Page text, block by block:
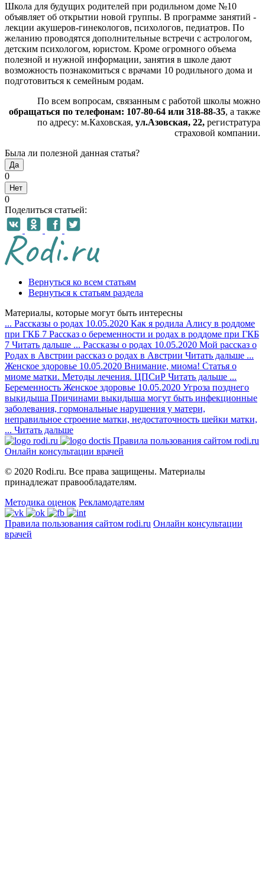
Школа для будущих родителей при родильном доме №10
объявляет об открытии новой группы. В программе занятий -
лекции акушеров-гинекологов, психологов, педиатров. По
желанию проводятся дополнительные встречи с астрологом,
детским психологом, юристом. Кроме огромного объема
полезной и нужной информации, занятия в школе дают
возможность познакомиться с врачами 10 родильного дома и
подготовиться к семейным родам.
По всем вопросам, связанным с работой школы можно
обращаться по телефонам: 107-80-64 или 318-88-35, а также
по адресу: м.Каховская, ул.Азовская, 22, регистратура
страховой компании.
Была ли полезной данная статья?
Да
0
Нет
0
Поделиться статьей:
Вернуться ко всем статьям
Вернуться к статьям раздела
Материалы, которые могут быть интересны
... Рассказы о родах 10.05.2020 Как я родила Алису в роддоме
при ГКБ 7 Рассказ о беременности и родах в роддоме при ГКБ
7 Читать дальше ... Рассказы о родах 10.05.2020 Мой рассказ о
Родах в Австрии рассказ о родах в Австрии Читать дальше ...
Женское здоровье 10.05.2020 Внимание, миома! Статья о
миоме матки. Методы лечения. ЦПСиР Читать дальше ...
Беременность Женское здоровье 10.05.2020 Угроза позднего
выкидыша Причинами выкидыша могут быть инфекционные
заболевания, гормональные нарушения у матери,
неправильное строение матки, недостаточность шейки матки,
... Читать дальше
Правила пользования сайтом rodi.ru
Онлайн консультации врачей
© 2020 Rodi.ru. Все права защищены. Материалы
принадлежат правообладателям.
Методика оценок Рекламодателям
Правила пользования сайтом rodi.ru Онлайн консультации
врачей